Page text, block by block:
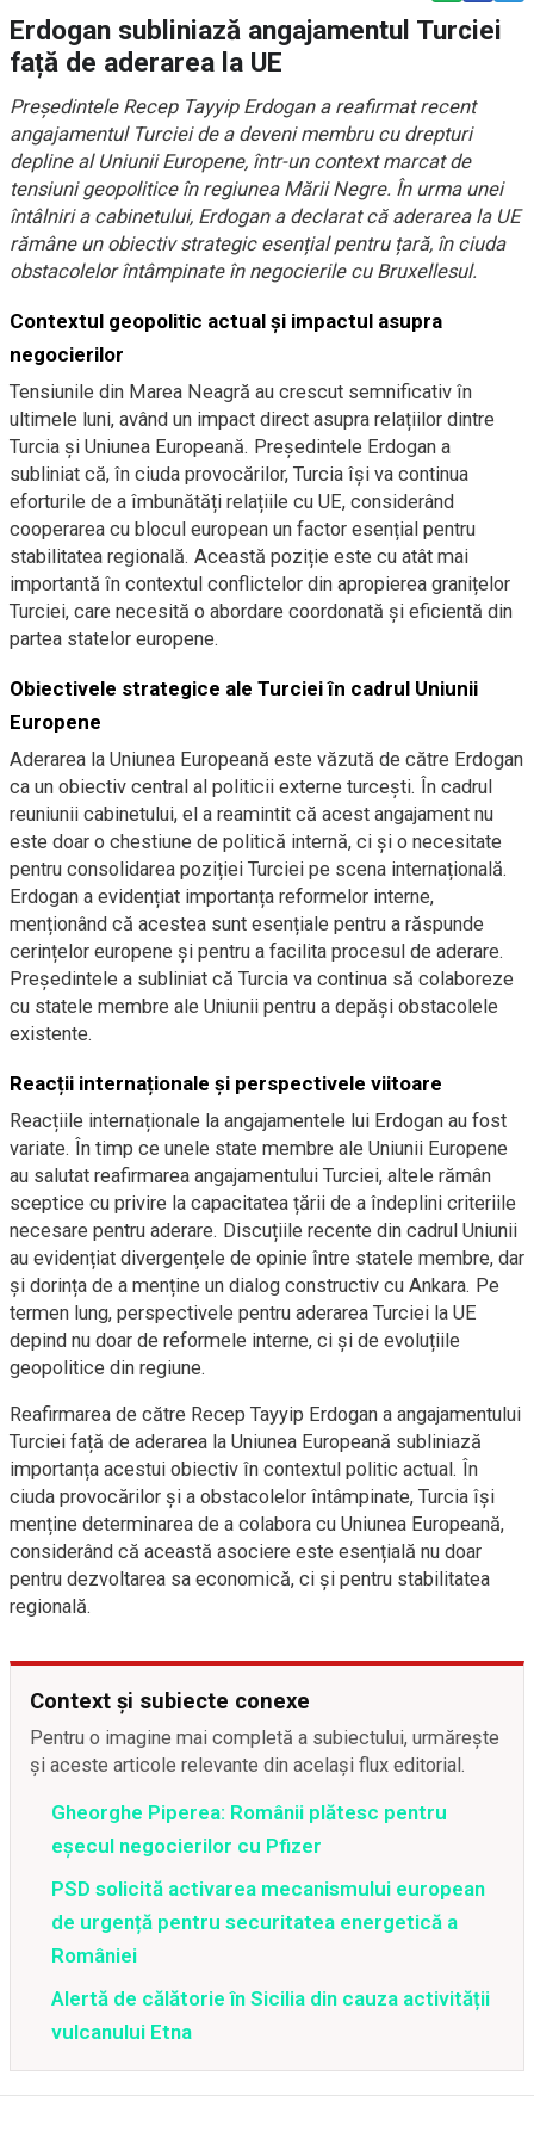
Erdogan subliniază angajamentul Turciei
față de aderarea la UE
Președintele Recep Tayyip Erdogan a reafirmat recent
angajamentul Turciei de a deveni membru cu drepturi
depline al Uniunii Europene, într-un context marcat de
tensiuni geopolitice în regiunea Mării Negre. În urma unei
întâlniri a cabinetului, Erdogan a declarat că aderarea la UE
rămâne un obiectiv strategic esențial pentru țară, în ciuda
obstacolelor întâmpinate în negocierile cu Bruxellesul.
Contextul geopolitic actual și impactul asupra
negocierilor
Tensiunile din Marea Neagră au crescut semnificativ în
ultimele luni, având un impact direct asupra relațiilor dintre
Turcia și Uniunea Europeană. Președintele Erdogan a
subliniat că, în ciuda provocărilor, Turcia își va continua
eforturile de a îmbunătăți relațiile cu UE, considerând
cooperarea cu blocul european un factor esențial pentru
stabilitatea regională. Această poziție este cu atât mai
importantă în contextul conflictelor din apropierea granițelor
Turciei, care necesită o abordare coordonată și eficientă din
partea statelor europene.
Obiectivele strategice ale Turciei în cadrul Uniunii
Europene
Aderarea la Uniunea Europeană este văzută de către Erdogan
ca un obiectiv central al politicii externe turcești. În cadrul
reuniunii cabinetului, el a reamintit că acest angajament nu
este doar o chestiune de politică internă, ci și o necesitate
pentru consolidarea poziției Turciei pe scena internațională.
Erdogan a evidențiat importanța reformelor interne,
menționând că acestea sunt esențiale pentru a răspunde
cerințelor europene și pentru a facilita procesul de aderare.
Președintele a subliniat că Turcia va continua să colaboreze
cu statele membre ale Uniunii pentru a depăși obstacolele
existente.
Reacții internaționale și perspectivele viitoare
Reacțiile internaționale la angajamentele lui Erdogan au fost
variate. În timp ce unele state membre ale Uniunii Europene
au salutat reafirmarea angajamentului Turciei, altele rămân
sceptice cu privire la capacitatea țării de a îndeplini criteriile
necesare pentru aderare. Discuțiile recente din cadrul Uniunii
au evidențiat divergențele de opinie între statele membre, dar
și dorința de a menține un dialog constructiv cu Ankara. Pe
termen lung, perspectivele pentru aderarea Turciei la UE
depind nu doar de reformele interne, ci și de evoluțiile
geopolitice din regiune.
Reafirmarea de către Recep Tayyip Erdogan a angajamentului
Turciei față de aderarea la Uniunea Europeană subliniază
importanța acestui obiectiv în contextul politic actual. În
ciuda provocărilor și a obstacolelor întâmpinate, Turcia își
menține determinarea de a colabora cu Uniunea Europeană,
considerând că această asociere este esențială nu doar
pentru dezvoltarea sa economică, ci și pentru stabilitatea
regională.
Context și subiecte conexe
Pentru o imagine mai completă a subiectului, urmărește
și aceste articole relevante din același flux editorial.
Gheorghe Piperea: Românii plătesc pentru
eșecul negocierilor cu Pfizer
PSD solicită activarea mecanismului european
de urgență pentru securitatea energetică a
României
Alertă de călătorie în Sicilia din cauza activității
vulcanului Etna